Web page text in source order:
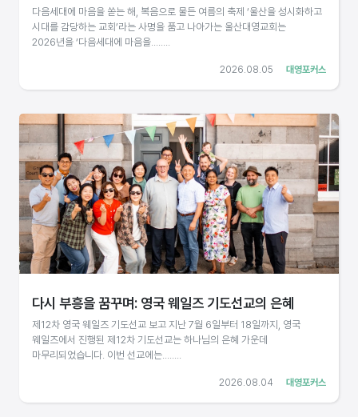
대영포커스
2026.08.05
다음세대에 마음을 쏟는 해, 복음으로 물든 여름의 축제 ‘울산을 성시화하고
시대를 감당하는 교회’라는 사명을 품고 나아가는 울산대영교회는
2026년을 ‘다음세대에 마음을........
대영포커스
2026.08.04
다시 부흥을 꿈꾸며: 영국 웨일즈 기도선교의 은혜
제12차 영국 웨일즈 기도선교 보고 지난 7월 6일부터 18일까지, 영국
웨일즈에서 진행된 제12차 기도선교는 하나님의 은혜 가운데
마무리되었습니다. 이번 선교에는........